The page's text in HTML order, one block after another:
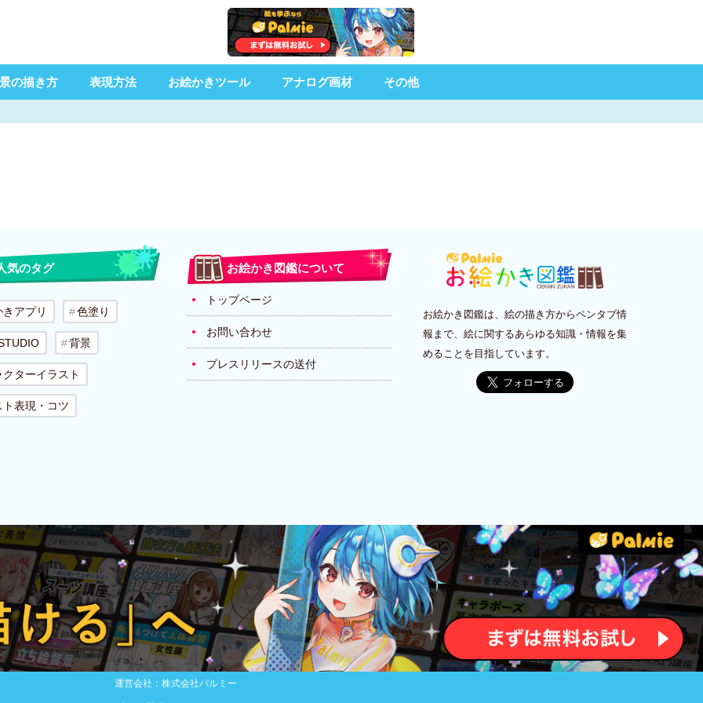
の描き方 表現方法 お絵かきツール アナログ画材 その他
気のタグ
アプリ 色塗り
背景
ターイラスト
ト表現・コツ
お絵かき図鑑について
トップページ
お問い合わせ
プレスリリースの送付
お絵かき図鑑は、絵の描き方からペンタブ情
報まで、絵に関するあらゆる知識・情報を集
めることを目指しています。
運営会社：株式会社パルミー